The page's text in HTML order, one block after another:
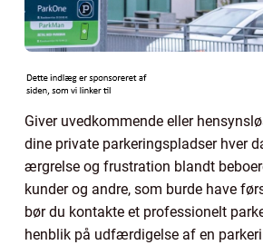
Giver uvedkommende eller
dine private parkeringspladser hver
ærgrelse og frustration blandt
kunder og andre, som burde have
bør du kontakte et professionelt
henblik på udfærdigelse af en